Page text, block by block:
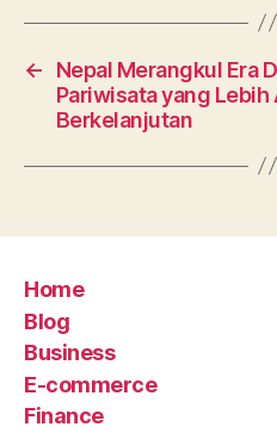
←
Nepal Merangkul Era
Pariwisata yang Lebih
Berkelanjutan
Home
Blog
Business
E-commerce
Finance